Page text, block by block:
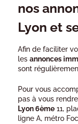
nos
Lyon et
Afin de faciliter
les annonces
sont
Pour vous
pas à vous
Lyon 6ème 11,
ligne A, métro